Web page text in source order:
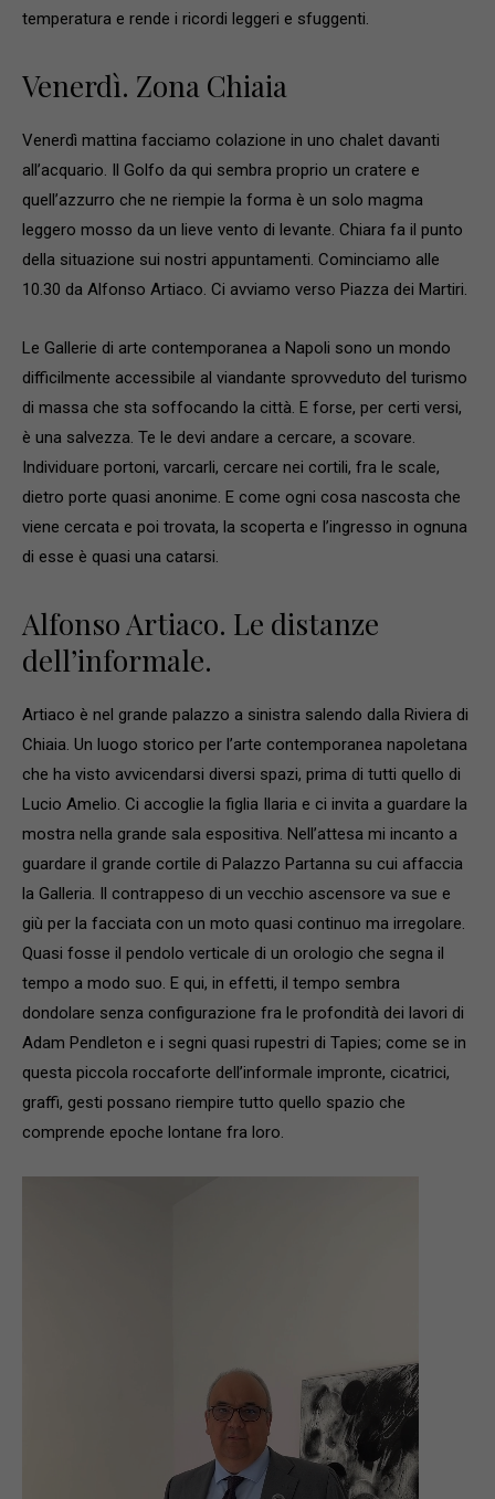
temperatura e rende i ricordi leggeri e sfuggenti.
Venerdì. Zona Chiaia
Venerdì mattina facciamo colazione in uno chalet davanti
all’acquario. Il Golfo da qui sembra proprio un cratere e
quell’azzurro che ne riempie la forma è un solo magma
leggero mosso da un lieve vento di levante. Chiara fa il punto
della situazione sui nostri appuntamenti. Cominciamo alle
10.30 da Alfonso Artiaco. Ci avviamo verso Piazza dei Martiri.
Le Gallerie di arte contemporanea a Napoli sono un mondo
difficilmente accessibile al viandante sprovveduto del turismo
di massa che sta soffocando la città. E forse, per certi versi,
è una salvezza. Te le devi andare a cercare, a scovare.
Individuare portoni, varcarli, cercare nei cortili, fra le scale,
dietro porte quasi anonime. E come ogni cosa nascosta che
viene cercata e poi trovata, la scoperta e l’ingresso in ognuna
di esse è quasi una catarsi.
Alfonso Artiaco. Le distanze
dell’informale.
Artiaco è nel grande palazzo a sinistra salendo dalla Riviera di
Chiaia. Un luogo storico per l’arte contemporanea napoletana
che ha visto avvicendarsi diversi spazi, prima di tutti quello di
Lucio Amelio. Ci accoglie la figlia Ilaria e ci invita a guardare la
mostra nella grande sala espositiva. Nell’attesa mi incanto a
guardare il grande cortile di Palazzo Partanna su cui affaccia
la Galleria. Il contrappeso di un vecchio ascensore va sue e
giù per la facciata con un moto quasi continuo ma irregolare.
Quasi fosse il pendolo verticale di un orologio che segna il
tempo a modo suo. E qui, in effetti, il tempo sembra
dondolare senza configurazione fra le profondità dei lavori di
Adam Pendleton e i segni quasi rupestri di Tapies; come se in
questa piccola roccaforte dell’informale impronte, cicatrici,
graffi, gesti possano riempire tutto quello spazio che
comprende epoche lontane fra loro.